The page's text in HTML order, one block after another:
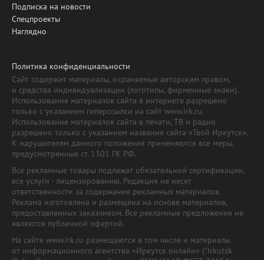
Подписка на новости
Спецпроекты
Наглядно
Политика конфиденциальности
Сайт содержит материалы, охраняемые авторским правом,
и средства индивидуализации (логотипы, фирменные знаки).
Использование материалов сайта в интернете разрешено
только с указанием гиперссылки на сайт www.irk.ru.
Использование материалов сайта в печати, ТВ и радио
разрешено только с указанием названия сайта «Твой Иркутск».
К нарушителям данного положения применяются все меры,
предусмотренные ст. 1301 ГК РФ.
Все рекламные товары подлежат обязательной сертификации,
все услуги - лицензированию. Редакция не несет
ответственности за содержание рекламных материалов.
Реклама изготовлена и размещена на основе материалов,
предоставленных заказчиком. Все рекламные предложения не
являются публичной офертой.
На сайте www.irk.ru размещаются в том числе и материалы
от информационного агентства «Иркутск онлайн» ("Irkutsk